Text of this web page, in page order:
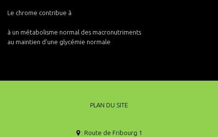
Le chrome contribue à
à un métabolisme normal des macronutriments
au maintien d'une glycémie normale
PLAN DU SITE
: Route de Fribourg 1